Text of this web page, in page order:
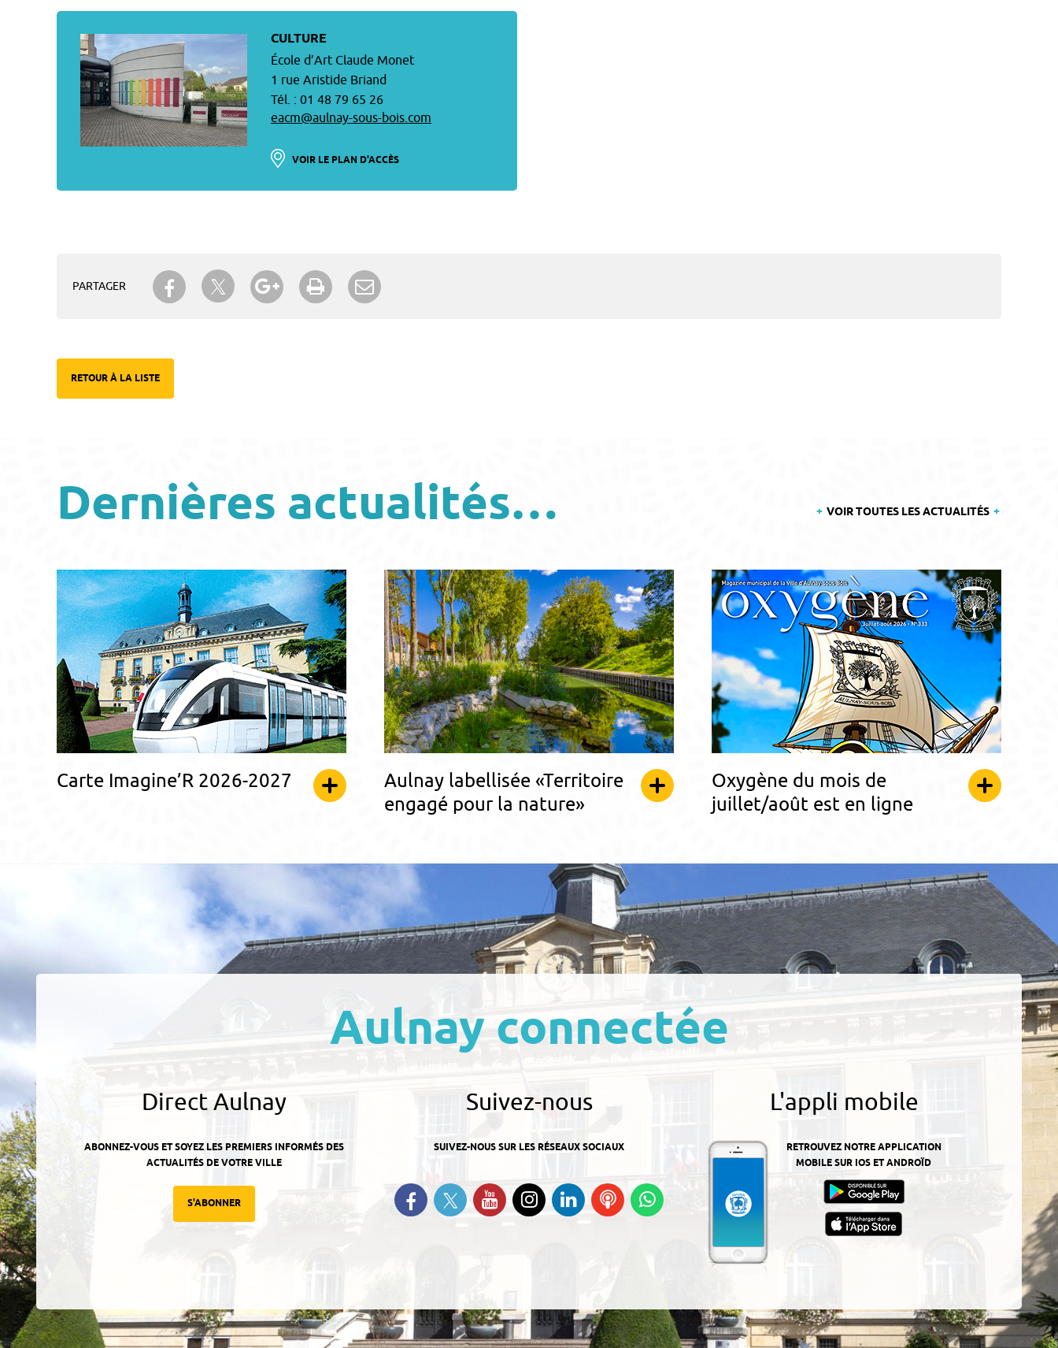
CULTURE
École d’Art Claude Monet
1 rue Aristide Briand
Tél. : 01 48 79 65 26
eacm@aulnay-sous-bois.com
VOIR LE PLAN D'ACCÈS
PARTAGER
Partager sur Facebook
Partager sur TwitterPartager sur Google+
Imprimer
RETOUR À LA LISTE
Dernières actualités… VOIR TOUTES LES ACTUALITÉS
Carte Imagine’R 2026-2027
Aulnay labellisée «Territoire
engagé pour la nature»
Oxygène du mois de
juillet/août est en ligne
Aulnay connectée
Direct Aulnay
ABONNEZ-VOUS ET SOYEZ LES PREMIERS INFORMÉS DES
ACTUALITÉS DE VOTRE VILLE
S'ABONNER
Suivez-nous
SUIVEZ-NOUS SUR LES RÉSEAUX SOCIAUX
Retrouvez-nous sur Facebook
Suivez-nous sur Twitter
Suivez-nous sur YouTube
Suivez-nous sur
Instagram
Retrouvez-nous
sur Linkedin
Ecoutez
nos
L'appli mobile
RETROUVEZ NOTRE APPLICATION
MOBILE SUR IOS ET ANDROÏD